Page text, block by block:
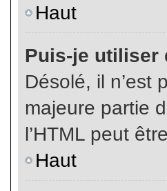
Haut
Puis-je utiliser
Désolé, il n’est
majeure partie
l’HTML peut
Haut